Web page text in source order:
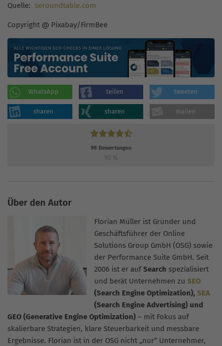
Quelle: seroundtable.com
Copyright @ Pixabay/FirmBee
WhatsApp teilen tweeten
sharen sharen mailen
98 Bewertungen
92 %
Über den Autor
Florian Müller ist Gründer und
Geschäftsführer der Online
Solutions Group GmbH (OSG) sowie
der Performance Suite GmbH. Seit
2006 ist er aufSearch spezialisiert
und berät Unternehmen zu SEO
(Search Engine Optimization), SEA
(Search Engine Advertising) und
GEO (Generative Engine Optimization) – mit Fokus auf
skalierbare Strategien, klare Steuerbarkeit und messbare
Ergebnisse. Florian ist in der OSG nicht „nur“ Unternehmer,